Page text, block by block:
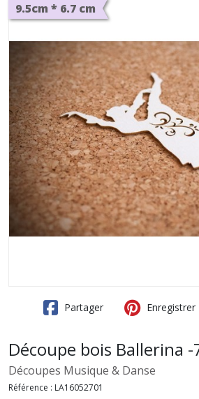
9.5cm * 6.7 cm
Partager Enregistrer
Découpe bois Ballerina -
Découpes Musique & Danse
Référence : LA16052701